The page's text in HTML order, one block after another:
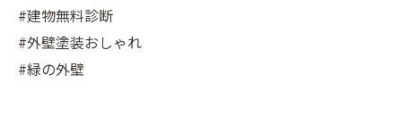
#建物無料診断
#外壁塗装おしゃれ
#緑の外壁